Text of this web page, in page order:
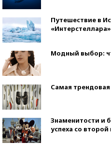
Путешествие в
«Интерстеллара»
Модный выбор:
Самая трендовая
Знаменитости и
успеха со